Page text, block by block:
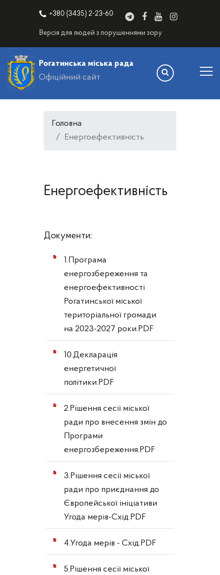
+380 (3435) 2-23-60
Версія для людей з порушеннями зору
Рогатинська міська рада
Офіційний сайт
Головна
Енергоефективність
Енергоефективність
Документи:
1.Програма
енергозбереження та
енергоефективності
Рогатинської міської
територіальної громади
на 2023-2027 роки.PDF
10.Декларація
енергетичної
політики.PDF
2.Рішення сесії міської
ради про внесення змін до
Програми
енергозбереження.PDF
3.Рішення сесії міської
ради про приєднання до
Європейської ініціативи
Угода мерів-Схід.PDF
4.Угода мерів - Схід.PDF
5.Рішення сесії міської